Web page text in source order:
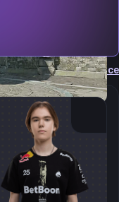
Cмотреть все